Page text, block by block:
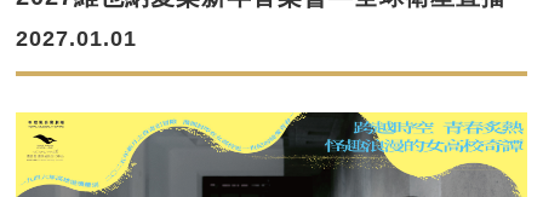
2027.01.01